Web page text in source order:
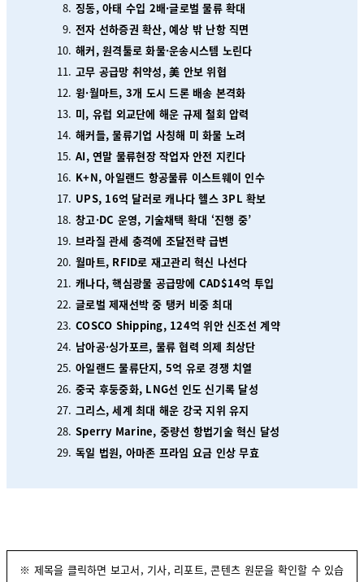
징동, 아태 수입 2배·글로벌 물류 확대
전자 선하증권 확산, 예상 밖 난항 직면
해커, 원격툴로 화물·운송시스템 노린다
고무 공급망 취약성, 美 안보 위협
윙·월마트, 3개 도시 드론 배송 본격화
미, 유럽 외교단에 해운 규제 철회 압력
해커들, 물류기업 사칭해 미 화물 노려
AI, 연말 물류현장 작업자 안전 지킨다
K+N, 아일랜드 항공물류 이스트웨이 인수
UPS, 16억 달러로 캐나다 헬스 3PL 확보
창고·DC 운영, 기술채택 확대 ‘진행 중’
브라질 관세 충격에 조달전략 급변
월마트, RFID로 재고관리 혁신 나선다
캐나다, 핵심광물 공급망에 CAD$14억 투입
글로벌 제재선박 중 탱커 비중 최대
COSCO Shipping, 124억 위안 신조선 계약
남아공·싱가포르, 물류 협력 의제 최상단
아일랜드 물류단지, 5억 유로 경쟁 치열
중국 후둥중화, LNG선 인도 신기록 달성
그리스, 세계 최대 해운 강국 지위 유지
Sperry Marine, 중량선 항법기술 혁신 달성
독일 법원, 아마존 프라임 요금 인상 무효
※ 제목을 클릭하면 보고서, 기사, 리포트, 콘텐츠 원문을 확인할 수 있습